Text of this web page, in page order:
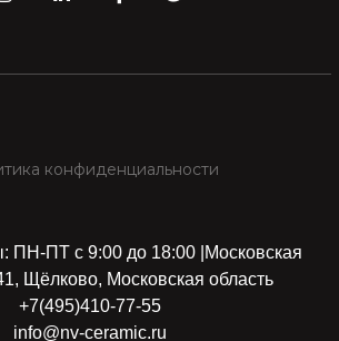
конфиденциальности
ПН-ПТ с 9:00 до 18:00 |Московская
Щёлково, Московская область
+7(495)410-77-55
info@nv-ceramic.ru